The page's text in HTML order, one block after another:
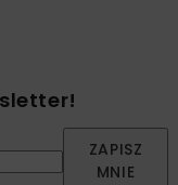
ZAPISZ
MNIE